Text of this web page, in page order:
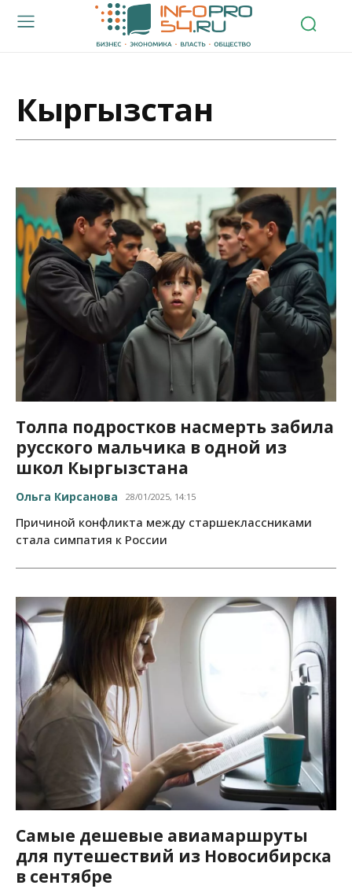
Кыргызстан
Толпа подростков насмерть забила
русского мальчика в одной из
школ Кыргызстана
Ольга Кирсанова 28/01/2025, 14:15
Причиной конфликта между старшеклассниками
стала симпатия к России
Самые дешевые авиамаршруты
для путешествий из Новосибирска
в сентябре